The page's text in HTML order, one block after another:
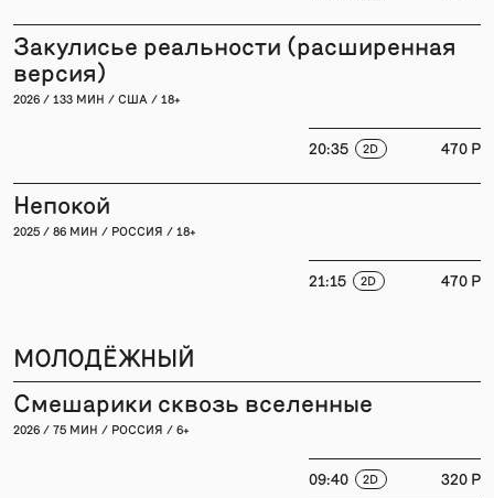
Закулисье реальности (расширенная
версия)
2026 / 133 МИН / США / 18+
20:35 2D 470 P
Непокой
2025 / 86 МИН / РОССИЯ / 18+
21:15 2D 470 P
МОЛОДЁЖНЫЙ
Смешарики сквозь вселенные
2026 / 75 МИН / РОССИЯ / 6+
09:40 2D 320 P